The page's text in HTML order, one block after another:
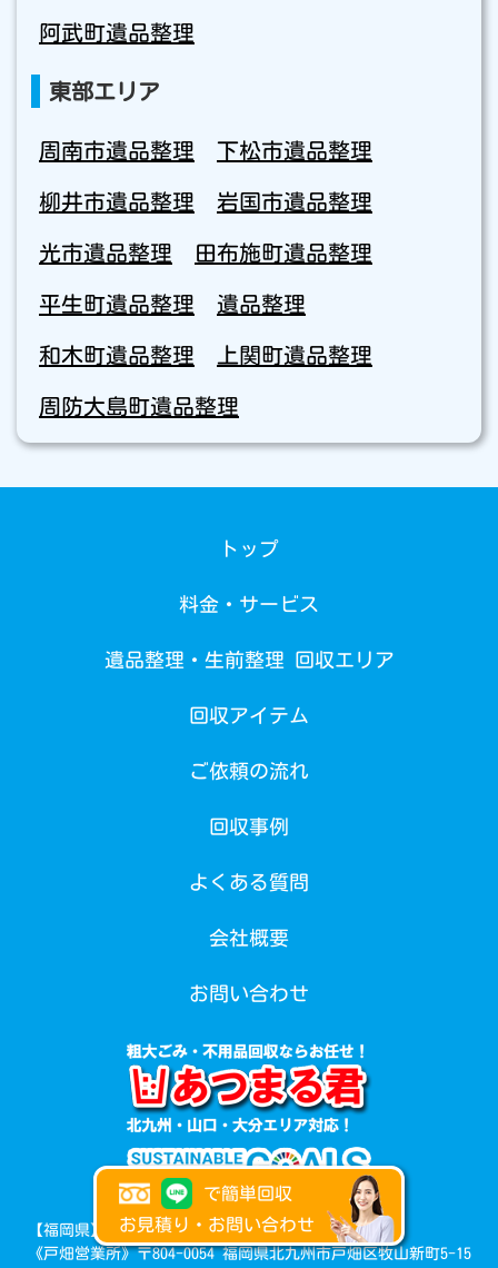
阿武町遺品整理
東部エリア
周南市遺品整理 下松市遺品整理
柳井市遺品整理 岩国市遺品整理
光市遺品整理 田布施町遺品整理
平生町遺品整理 遺品整理
和木町遺品整理 上関町遺品整理
周防大島町遺品整理
で簡単回収
お見積り・お問い合わせ
トップ
料金・サービス
遺品整理・生前整理 回収エリア
回収アイテム
ご依頼の流れ
回収事例
よくある質問
会社概要
お問い合わせ
【福岡県】
《戸畑営業所》〒804-0054 福岡県北九州市戸畑区牧山新町5-15